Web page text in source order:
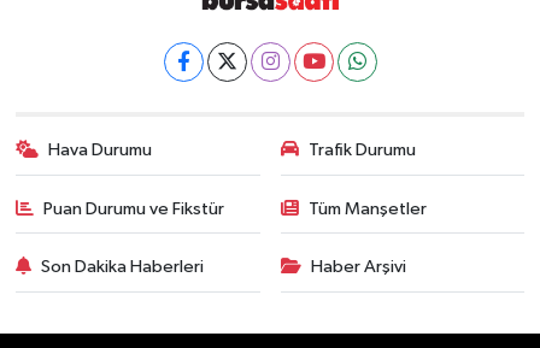
Hava Durumu Trafik Durumu
Puan Durumu ve Fikstür Tüm Manşetler
Son Dakika Haberleri Haber Arşivi